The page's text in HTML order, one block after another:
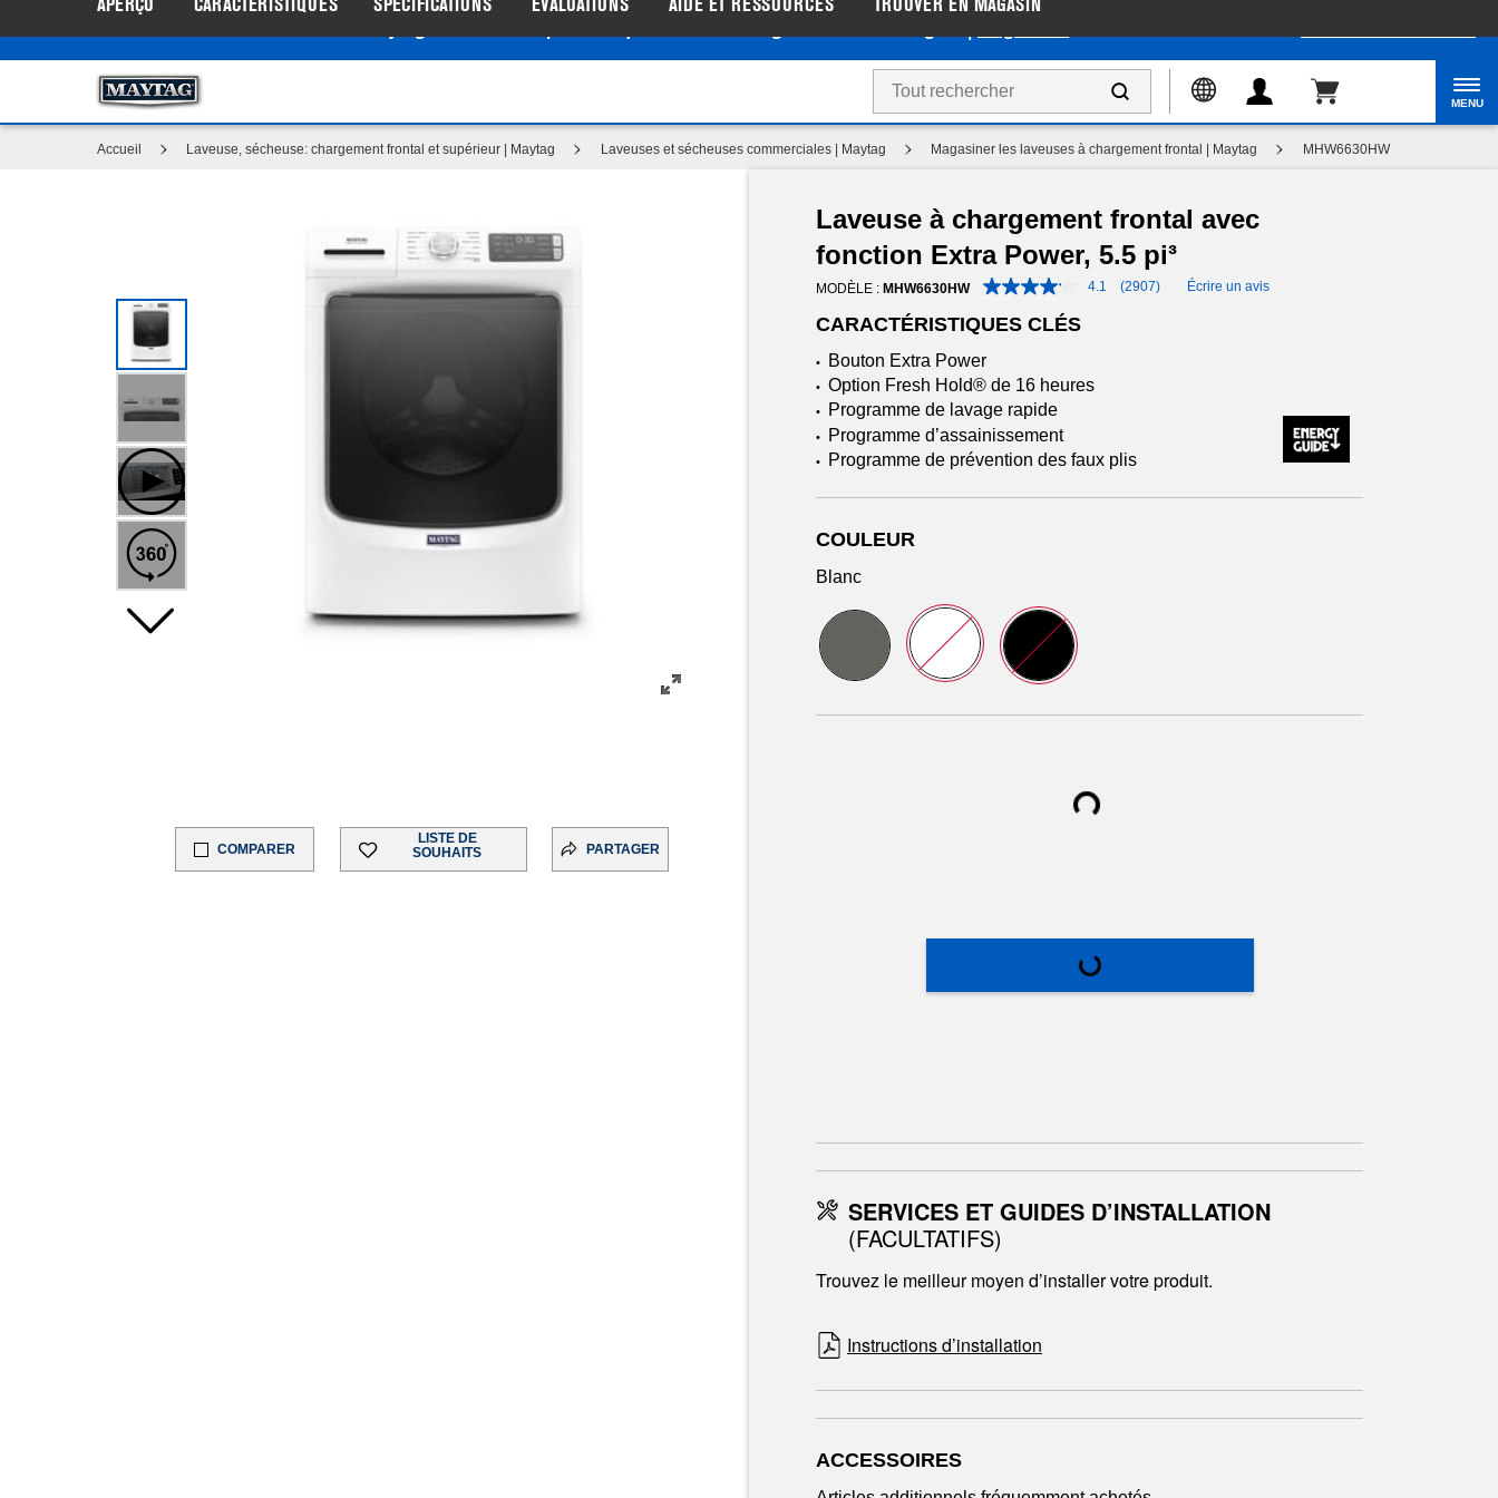
MENU
Accueil Laveuse, sécheuse: chargement frontal et supérieur | Maytag Laveuses et sécheuses commerciales | Maytag Magasiner les laveuses à chargement frontal | Maytag MHW6630HW
APERÇU CARACTÉRISTIQUES SPÉCIFICATIONS ÉVALUATIONS AIDE ET RESSOURCES TROUVER EN MAGASIN
COMPARER
LISTE DE
SOUHAITS
PARTAGER
Laveuse à chargement frontal avec
fonction Extra Power, 5.5 pi³
MODÈLE : MHW6630HW 4.1 (2907) Écrire un avis
CARACTÉRISTIQUES CLÉS
• Bouton Extra Power
• Option Fresh Hold® de 16 heures
• Programme de lavage rapide
• Programme d’assainissement
• Programme de prévention des faux plis
COULEUR
Blanc
SERVICES ET GUIDES D’INSTALLATION
(FACULTATIFS)
Trouvez le meilleur moyen d’installer votre produit.
Instructions d’installation
ACCESSOIRES